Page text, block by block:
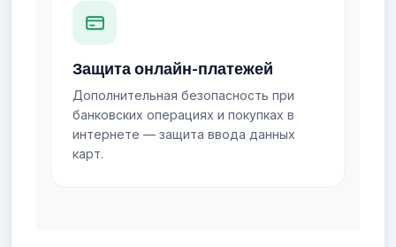
Защита онлайн-платежей
Дополнительная безопасность при
банковских операциях и покупках в
интернете — защита ввода данных
карт.